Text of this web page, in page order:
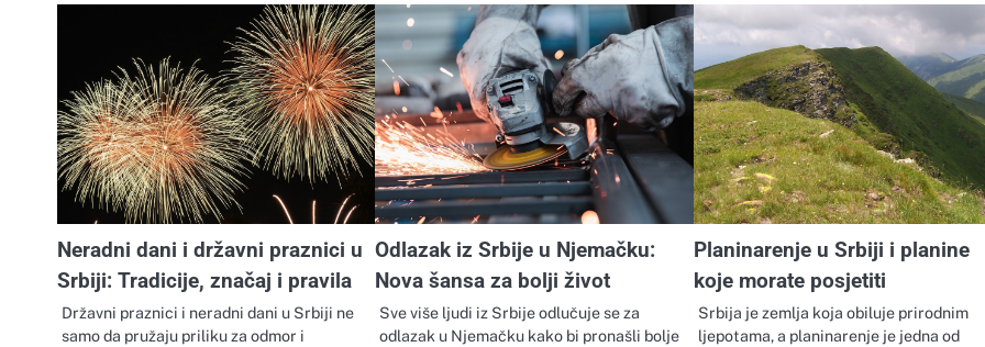
Neradni dani i državni praznici u
Srbiji: Tradicije, značaj i pravila
Državni praznici i neradni dani u Srbiji ne
samo da pružaju priliku za odmor i
Odlazak iz Srbije u Njemačku:
Nova šansa za bolji život
Sve više ljudi iz Srbije odlučuje se za
odlazak u Njemačku kako bi pronašli bolje
Planinarenje u Srbiji i planine
koje morate posjetiti
Srbija je zemlja koja obiluje prirodnim
ljepotama, a planinarenje je jedna od